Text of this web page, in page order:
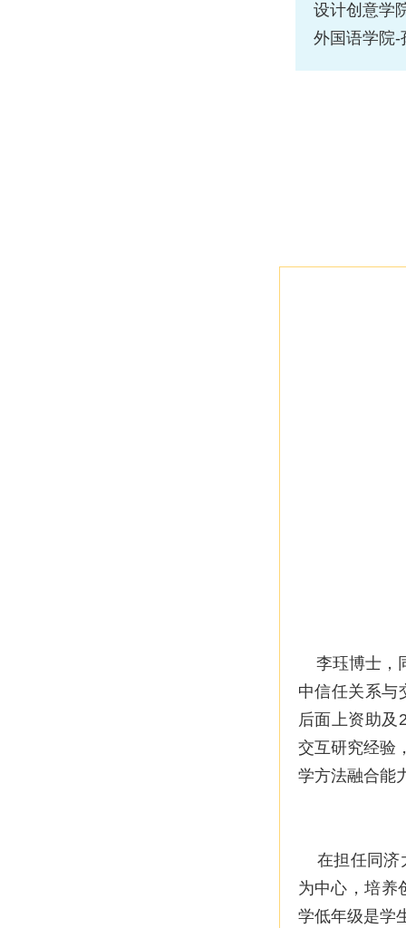
设计创意学
外国语学院-
李珏博士，
中信任关系与
后面上资助及
交互研究经验
学方法融合能
在担任同济
为中心，培养
学低年级是学